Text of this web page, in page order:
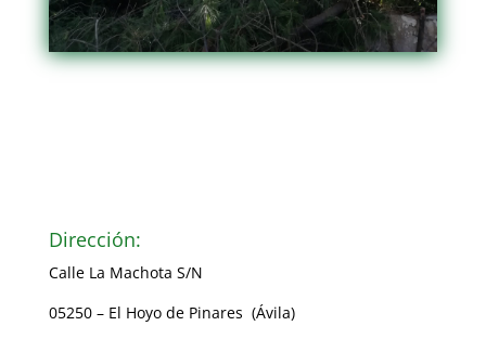
Dirección:
Calle La Machota S/N
05250 – El Hoyo de Pinares (Ávila)